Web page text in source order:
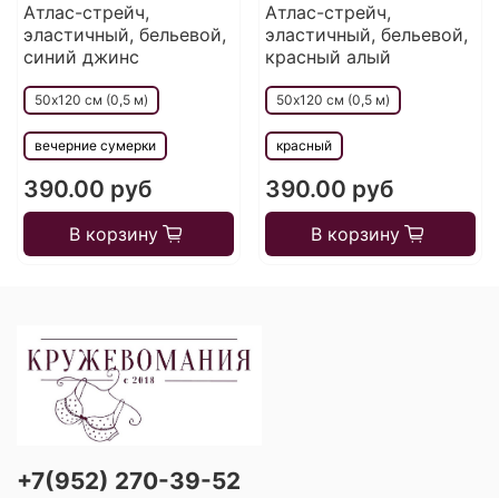
Атлас-стрейч,
эластичный, бельевой,
синий джинс
50х120 см (0,5 м)
вечерние сумерки
390.00 руб
В корзину
Атлас-стрейч,
эластичный, бельевой,
красный алый
50х120 см (0,5 м)
красный
390.00 руб
В корзину
+7(952) 270-39-52